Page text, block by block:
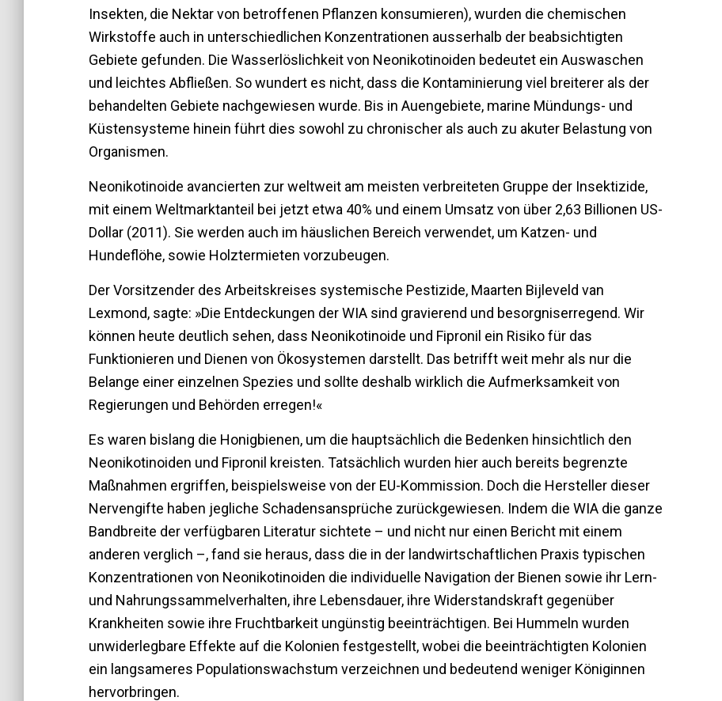
Insekten, die Nektar von betroffenen Pflanzen konsumieren), wurden die chemischen
Wirkstoffe auch in unterschiedlichen Konzentrationen ausserhalb der beabsichtigten
Gebiete gefunden. Die Wasserlöslichkeit von Neonikotinoiden bedeutet ein Auswaschen
und leichtes Abfließen. So wundert es nicht, dass die Kontaminierung viel breiterer als der
behandelten Gebiete nachgewiesen wurde. Bis in Auengebiete, marine Mündungs- und
Küstensysteme hinein führt dies sowohl zu chronischer als auch zu akuter Belastung von
Organismen.
Neonikotinoide avancierten zur weltweit am meisten verbreiteten Gruppe der Insektizide,
mit einem Weltmarktanteil bei jetzt etwa 40% und einem Umsatz von über 2,63 Billionen US-
Dollar (2011). Sie werden auch im häuslichen Bereich verwendet, um Katzen- und
Hundeflöhe, sowie Holztermieten vorzubeugen.
Der Vorsitzender des Arbeitskreises systemische Pestizide, Maarten Bijleveld van
Lexmond, sagte: »Die Entdeckungen der WIA sind gravierend und besorgniserregend. Wir
können heute deutlich sehen, dass Neonikotinoide und Fipronil ein Risiko für das
Funktionieren und Dienen von Ökosystemen darstellt. Das betrifft weit mehr als nur die
Belange einer einzelnen Spezies und sollte deshalb wirklich die Aufmerksamkeit von
Regierungen und Behörden erregen!«
Es waren bislang die Honigbienen, um die hauptsächlich die Bedenken hinsichtlich den
Neonikotinoiden und Fipronil kreisten. Tatsächlich wurden hier auch bereits begrenzte
Maßnahmen ergriffen, beispielsweise von der EU-Kommission. Doch die Hersteller dieser
Nervengifte haben jegliche Schadensansprüche zurückgewiesen. Indem die WIA die ganze
Bandbreite der verfügbaren Literatur sichtete – und nicht nur einen Bericht mit einem
anderen verglich –, fand sie heraus, dass die in der landwirtschaftlichen Praxis typischen
Konzentrationen von Neonikotinoiden die individuelle Navigation der Bienen sowie ihr Lern-
und Nahrungssammelverhalten, ihre Lebensdauer, ihre Widerstandskraft gegenüber
Krankheiten sowie ihre Fruchtbarkeit ungünstig beeinträchtigen. Bei Hummeln wurden
unwiderlegbare Effekte auf die Kolonien festgestellt, wobei die beeinträchtigten Kolonien
ein langsameres Populationswachstum verzeichnen und bedeutend weniger Königinnen
hervorbringen.